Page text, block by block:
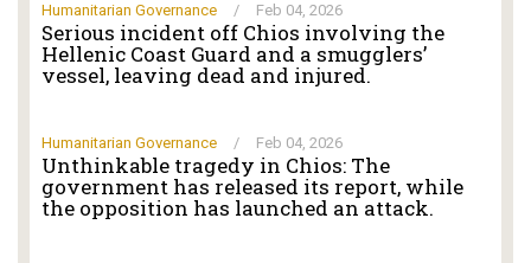
Humanitarian Governance / Feb 04, 2026
Serious incident off Chios involving the
Hellenic Coast Guard and a smugglers’
vessel, leaving dead and injured.
Humanitarian Governance / Feb 04, 2026
Unthinkable tragedy in Chios: The
government has released its report, while
the opposition has launched an attack.